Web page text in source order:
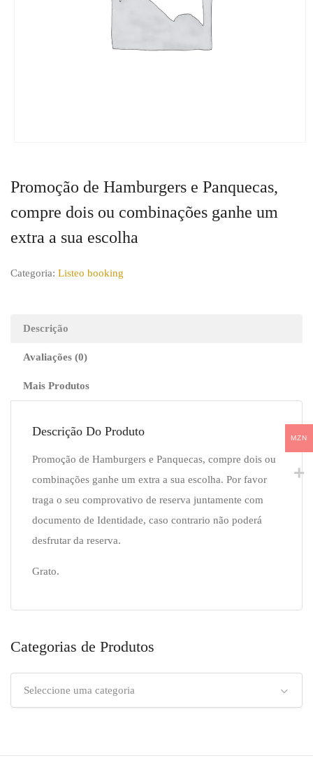
Promoção de Hamburgers e Panquecas,
compre dois ou combinações ganhe um
extra a sua escolha
Categoria: Listeo booking
Descrição
Avaliações (0)
Mais Produtos
Descrição Do Produto
Promoção de Hamburgers e Panquecas, compre dois ou
combinações ganhe um extra a sua escolha. Por favor
traga o seu comprovativo de reserva juntamente com
documento de Identidade, caso contrario não poderá
desfrutar da reserva.
Grato.
Categorias de Produtos
Seleccione uma categoria
MZN